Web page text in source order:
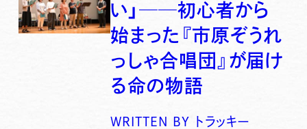
い」──初心者から
始まった『市原ぞうれ
っしゃ合唱団』が届け
る命の物語
WRITTEN BY トラッキー